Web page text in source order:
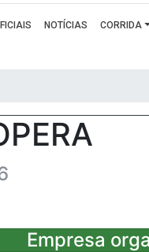
NOTÍCIAS CORRIDA
Empresa